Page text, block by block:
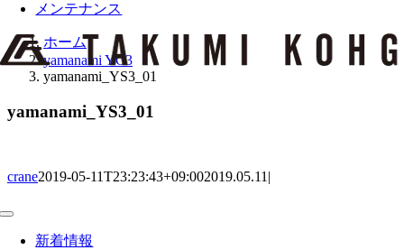
メンテナンス
ホーム
yamanami YC3
yamanami_YS3_01
yamanami_YS3_01
crane2019-05-11T23:23:43+09:002019.05.11|
Toggle
Navigation新着情報